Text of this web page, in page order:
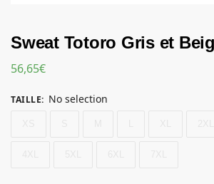
Sweat Totoro Gris et
56,65€
TAILLE: No selection